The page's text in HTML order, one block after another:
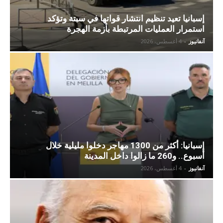
إسبانيا تعيد تنظيم انتشار قواتها في سبتة وتؤكد
استمرار العمليات المرتبطة بأزمة الهجرة
آنفانيوز - 4 أغسطس، 2026
إسبانيا: أكثر من 1300 مهاجر دخلوا مليلية خلال
أسبوع.. و260 ما زالوا داخل المدينة
آنفانيوز - 4 أغسطس، 2026